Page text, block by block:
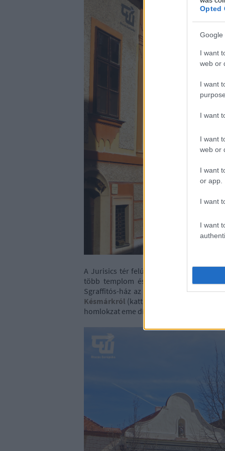
Opted
Google
I want
web or
I want
I want
I want
web or
I want
or app.
I want
I want
A Jurisics tér felújítása 2012-ben
több templom és a kolostor is helyet
Sgraffitós-ház az egyik fő látvány
Késmárkról (kattints rá) szóló
homlokzat eme díszítését.